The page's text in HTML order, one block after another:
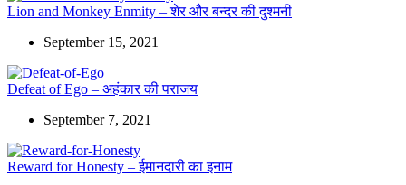
Lion and Monkey Enmity – शेर और बन्दर की दुश्मनी
September 15, 2021
Defeat of Ego – अहंकार की पराजय
September 7, 2021
Reward for Honesty – ईमानदारी का इनाम